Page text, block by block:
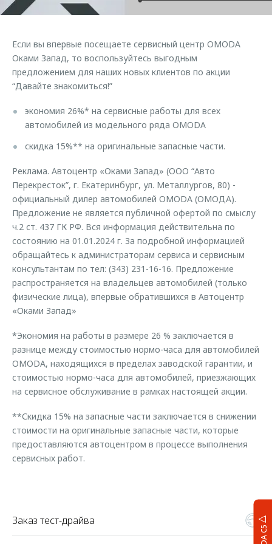
Страхование
Аксессуары
Одежда и сувениры
Оригинальные аксессуары
Запчасти
Руководства по эксплуатации
O&J Автоклуб
Клуб владельцев OMODA
Приложение O&J
Аксессуары
Одежда и сувениры
Запчасти
Обратная связь
Если вы впервые посещаете сервисный центр OMODA
Оками Запад, то воспользуйтесь выгодным
предложением для наших новых клиентов по акции
“Давайте знакомиться!”
экономия 26%* на сервисные работы для всех
автомобилей из модельного ряда OMODA
скидка 15%** на оригинальные запасные части.
Реклама. Автоцентр «Оками Запад» (ООО “Авто
Перекресток”, г. Екатеринбург, ул. Металлургов, 80) -
официальный дилер автомобилей OMODA (ОМОДА).
Предложение не является публичной офертой по смыслу
ч.2 ст. 437 ГК РФ. Вся информация действительна по
состоянию на 01.01.2024 г. За подробной информацией
обращайтесь к администраторам сервиса и сервисным
консультантам по тел: (343) 231-16-16. Предложение
распространяется на владельцев автомобилей (только
физические лица), впервые обратившихся в Автоцентр
«Оками Запад»
*Экономия на работы в размере 26 % заключается в
разнице между стоимостью нормо-часа для автомобилей
OMODA, находящихся в пределах заводской гарантии, и
стоимостью нормо-часа для автомобилей, приезжающих
на сервисное обслуживание в рамках настоящей акции.
**Скидка 15% на запасные части заключается в снижении
стоимости на оригинальные запасные части, которые
предоставляются автоцентром в процессе выполнения
сервисных работ.
Заказ тест-драйва